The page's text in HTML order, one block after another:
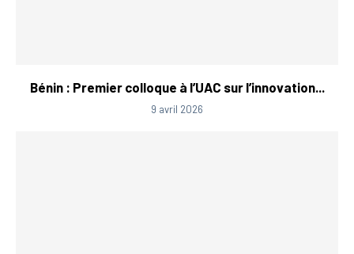
Bénin : Premier colloque à l’UAC sur l’innovation...
9 avril 2026